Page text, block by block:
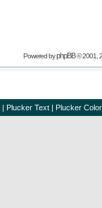
Powered byphpBB© 2001,
| Plucker Text | Plucker Color